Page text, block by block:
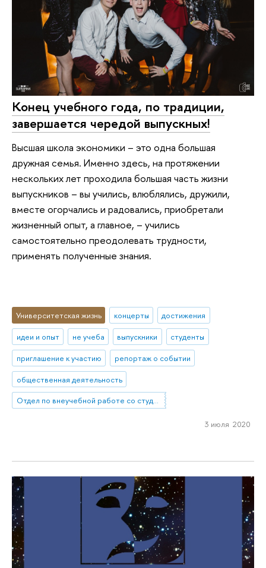
Конец учебного года, по традиции,
завершается чередой выпускных!
Высшая школа экономики – это одна большая
дружная семья. Именно здесь, на протяжении
нескольких лет проходила большая часть жизни
выпускников – вы учились, влюблялись, дружили,
вместе огорчались и радовались, приобретали
жизненный опыт, а главное, – учились
самостоятельно преодолевать трудности,
применять полученные знания.
Университетская жизнь концерты
достижения
идеи и опыт
не учеба выпускники
студенты
приглашение к участию
репортаж о событии
общественная деятельность
Отдел по внеучебной работе со студентами (Нижний Новгород)
3 июля 2020